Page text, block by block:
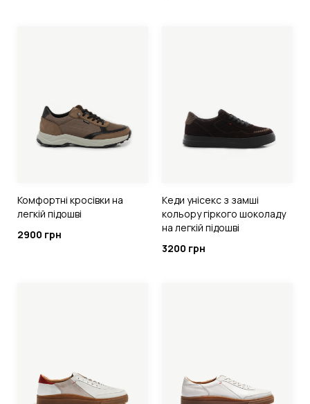
Комфортні кросівки на
легкій підошві
2900 грн
Кеди унісекс з замші
кольору гіркого шоколаду
на легкій підошві
3200 грн